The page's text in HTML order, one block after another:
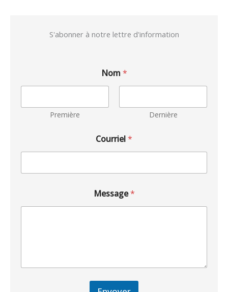
S'abonner à notre lettre d'information
Nom *
Première Dernière
Courriel*
Message*